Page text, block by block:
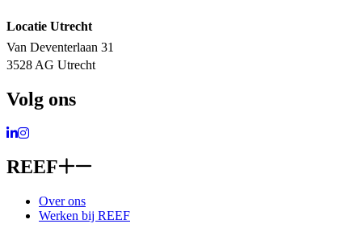
Locatie Utrecht
Van Deventerlaan 31
3528 AG Utrecht
Volg ons
Ga naar LinkedIn
Ga naar Instagram
REEF
Over ons
Werken bij REEF